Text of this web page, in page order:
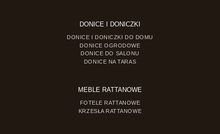
DONICE I DONICZKI
DONICE I DONICZKI DO DOMU
DONICE OGRODOWE
DONICE DO SALONU
DONICE NA TARAS
MEBLE RATTANOWE
FOTELE RATTANOWE
KRZESŁA RATTANOWE